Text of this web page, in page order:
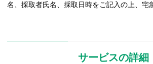
名、採取者氏名、採取日時をご記入の上、宅
サービスの詳細